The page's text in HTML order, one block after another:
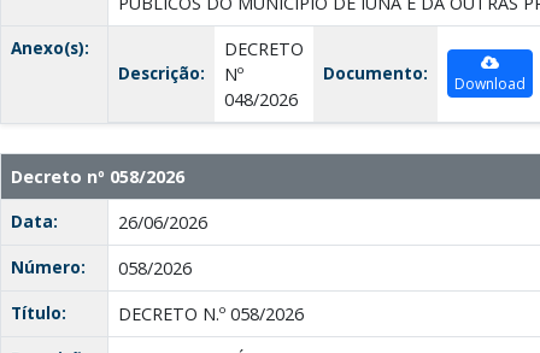
Anexo(s):
Descrição:
DECRETO
Nº
048/2026
Documento: Download
Decreto nº 058/2026
Data:
26/06/2026
Número:
058/2026
Título:
DECRETO N.º 058/2026